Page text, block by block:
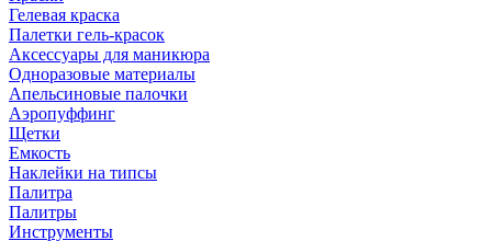
Гелевая краска
Палетки гель-красок
Аксессуары для маникюра
Одноразовые материалы
Апельсиновые палочки
Аэропуффинг
Щетки
Емкость
Наклейки на типсы
Палитра
Палитры
Инструменты